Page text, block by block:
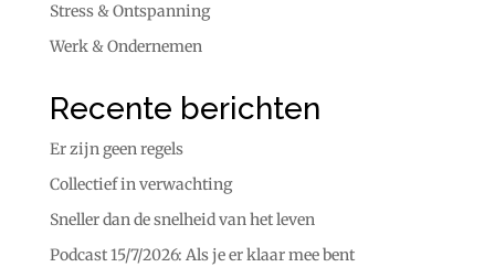
Stress & Ontspanning
Werk & Ondernemen
Recente berichten
Er zijn geen regels
Collectief in verwachting
Sneller dan de snelheid van het leven
Podcast 15/7/2026: Als je er klaar mee bent